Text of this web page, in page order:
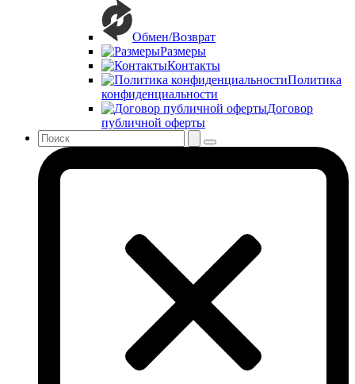
Обмен/Возврат
Размеры
Контакты
Политика
конфиденциальности
Договор
публичной оферты